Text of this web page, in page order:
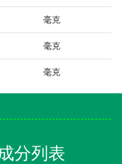
毫克
毫克
毫克
分列表